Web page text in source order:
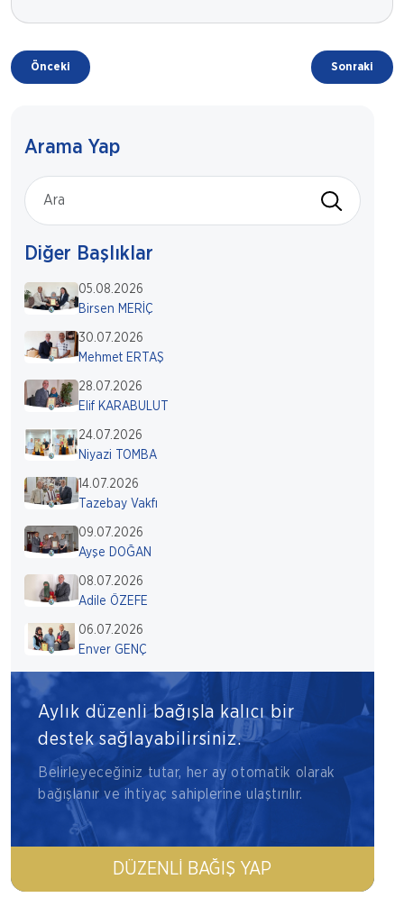
Önceki Sonraki
Arama Yap
Diğer Başlıklar
05.08.2026
Birsen MERİÇ
30.07.2026
Mehmet ERTAŞ
28.07.2026
Elif KARABULUT
24.07.2026
Niyazi TOMBA
14.07.2026
Tazebay Vakfı
09.07.2026
Ayşe DOĞAN
08.07.2026
Adile ÖZEFE
06.07.2026
Enver GENÇ
Aylık düzenli bağışla kalıcı bir
destek sağlayabilirsiniz.
Belirleyeceğiniz tutar, her ay otomatik olarak
bağışlanır ve ihtiyaç sahiplerine ulaştırılır.
DÜZENLI BAĞIŞ YAP